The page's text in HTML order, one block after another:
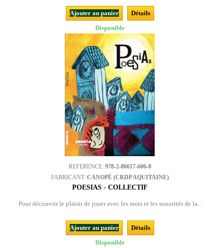
Ajouter au panier
Détails
Disponible
REFERENCE: 978-2-86617-606-8
FABRICANT: CANOPÉ (CRDP AQUITAINE)
POESIAS - COLLECTIF
Pour découvrir le plaisir de jouer avec les mots et les sonorités de la...
Ajouter au panier
Détails
Disponible